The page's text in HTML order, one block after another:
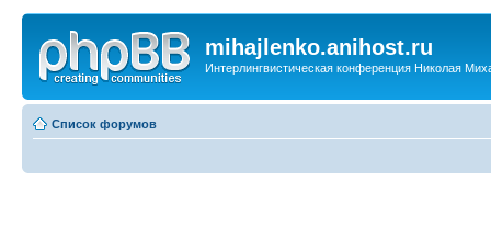
mihajlenko.anihost.ru
Интерлингвистическая конференция Николая
Список форумов